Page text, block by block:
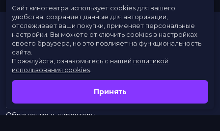
Расписание
Скоро в кино
Заведения
Обращение к директору
Сайт кинотеатра использует cookies для вашего
удобства: сохраняет данные для авторизации,
отслеживает ваши покупки, применяет персональные
настройки. Вы можете отключить cookies в настройках
своего браузера, но это повлияет на функциональность
сайта.
Пожалуйста, ознакомьтесь с нашей политикой
использования cookies
Принять